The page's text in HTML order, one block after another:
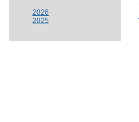
2026
2025